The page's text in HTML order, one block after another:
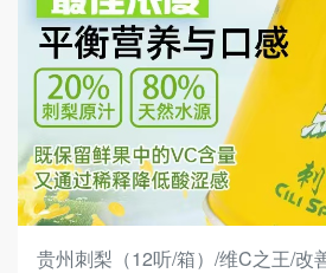
贵州刺梨（12听/箱）/维C之王/改